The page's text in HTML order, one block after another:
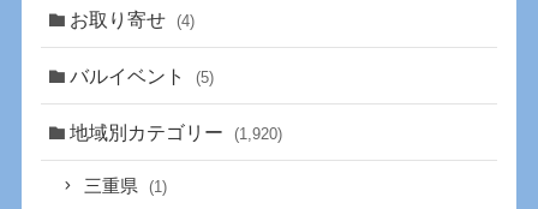
お取り寄せ (4)
バルイベント (5)
地域別カテゴリー (1,920)
三重県 (1)